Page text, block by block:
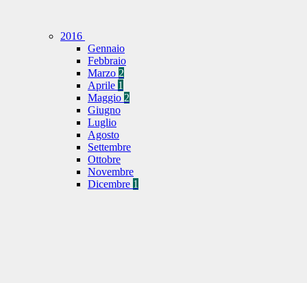
2016
Gennaio
Febbraio
Marzo 2
Aprile 1
Maggio 2
Giugno
Luglio
Agosto
Settembre
Ottobre
Novembre
Dicembre 1